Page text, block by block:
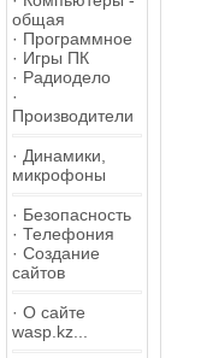
общая
· Программное
· Игры ПК
· Радиодело
·
Производители
· Динамики,
микрофоны
· Безопасность
· Телефония
· Создание
сайтов
· О сайте
wasp.kz...